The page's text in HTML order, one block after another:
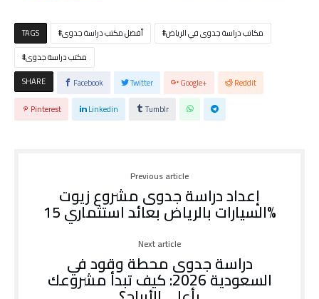
TAGS أفضل مكتب دراسة جدوى
مكاتب دراسة جدوى في الرياض
مكتب دراسة جدوى
SHARE
Facebook Twitter Google+
Reddit
Pinterest
Linkedin Tumblr
Previous article
إعداد دراسة جدوى مشروع زيوت
السيارات بالرياض بعائد استثماري 15%
Next article
دراسة جدوى محطة وقود في
السعودية 2026: كيف تبدأ مشروعك